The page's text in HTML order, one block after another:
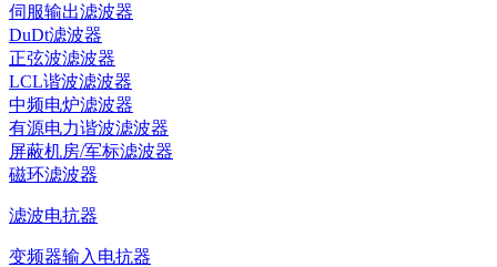
伺服输出滤波器
DuDt滤波器
正弦波滤波器
LCL谐波滤波器
中频电炉滤波器
有源电力谐波滤波器
屏蔽机房/军标滤波器
磁环滤波器
滤波电抗器
变频器输入电抗器